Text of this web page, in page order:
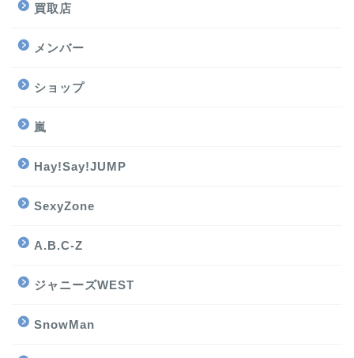
買取店
メンバー
ショップ
嵐
Hay!Say!JUMP
SexyZone
A.B.C-Z
ジャニーズWEST
SnowMan